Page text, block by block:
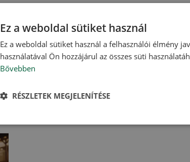
Ez a weboldal sütiket használ
Ez a weboldal sütiket használ a felhasználói élmény
használatával Ön hozzájárul az összes süti
Bővebben
RÉSZLETEK MEGJELENÍTÉSE